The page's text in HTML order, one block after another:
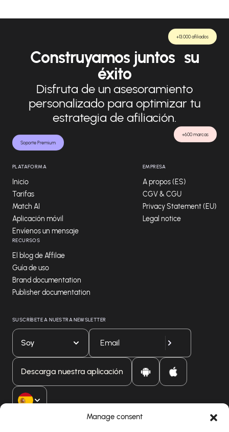
Manage consent
Soporte Premium
+600 marcas
+13.000 afiliados
Construyamos juntos su
éxito
Disfruta de un asesoramiento
personalizado para optimizar tu
estrategia de afiliación.
PLATAFORMA
Inicio
Tarifas
Match AI
Aplicación móvil
Envíenos un mensaje
EMPRESA
A propos (ES)
CGV & CGU
Privacy Statement (EU)
Legal notice
RECURSOS
El blog de Affilae
Guía de uso
Brand documentation
Publisher documentation
SUSCRÍBETE A NUESTRA NEWSLETTER
Soy
Descarga nuestra aplicación